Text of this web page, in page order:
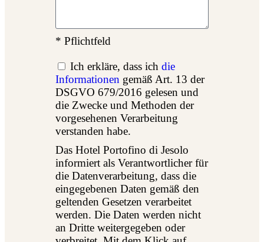
* Pflichtfeld
Ich erkläre, dass ichdie
Informationen gemäß Art. 13 der
DSGVO 679/2016 gelesen und
die Zwecke und Methoden der
vorgesehenen Verarbeitung
verstanden habe.
Das Hotel Portofino di Jesolo
informiert als Verantwortlicher für
die Datenverarbeitung, dass die
eingegebenen Daten gemäß den
geltenden Gesetzen verarbeitet
werden. Die Daten werden nicht
an Dritte weitergegeben oder